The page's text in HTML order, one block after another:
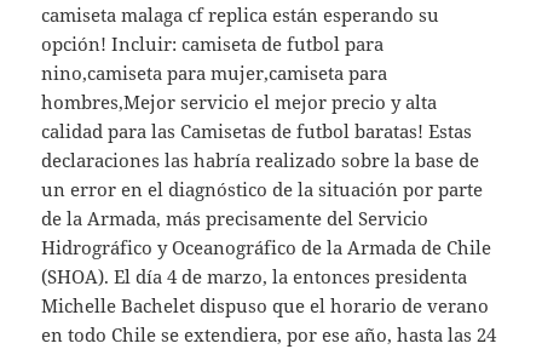
camiseta malaga cf replica están esperando su
opción! Incluir: camiseta de futbol para
nino,camiseta para mujer,camiseta para
hombres,Mejor servicio el mejor precio y alta
calidad para las Camisetas de futbol baratas! Estas
declaraciones las habría realizado sobre la base de
un error en el diagnóstico de la situación por parte
de la Armada, más precisamente del Servicio
Hidrográfico y Oceanográfico de la Armada de Chile
(SHOA). El día 4 de marzo, la entonces presidenta
Michelle Bachelet dispuso que el horario de verano
en todo Chile se extendiera, por ese año, hasta las 24